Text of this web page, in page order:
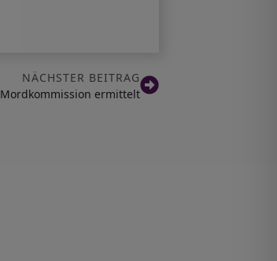
NÄCHSTER BEITRAG
ermittelt